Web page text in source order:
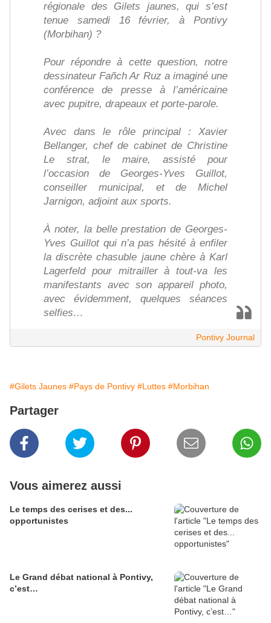
régionale des Gilets jaunes, qui s’est
tenue samedi 16 février, à Pontivy
(Morbihan) ?
Pour répondre à cette question, notre
dessinateur Fañch Ar Ruz a imaginé une
conférence de presse à l’américaine
avec pupitre, drapeaux et porte-parole.
Avec dans le rôle principal : Xavier
Bellanger, chef de cabinet de Christine
Le strat, le maire, assisté pour
l’occasion de Georges-Yves Guillot,
conseiller municipal, et de Michel
Jarnigon, adjoint aux sports.
À noter, la belle prestation de Georges-
Yves Guillot qui n’a pas hésité à enfiler
la discrète chasuble jaune chère à Karl
Lagerfeld pour mitrailler à tout-va les
manifestants avec son appareil photo,
avec évidemment, quelques séances
selfies…
Pontivy Journal
#Gilets Jaunes #Pays de Pontivy #Luttes #Morbihan
Partager
Vous aimerez aussi
Le temps des cerises et des...
opportunistes
Le Grand débat national à Pontivy,
c’est…